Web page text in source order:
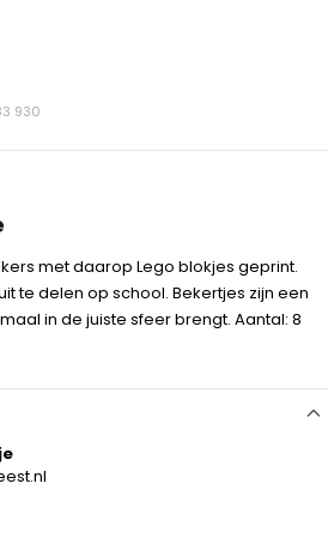
930
met daarop Lego blokjes geprint.
te delen op school. Bekertjes zijn een
in de juiste sfeer brengt. Aantal: 8